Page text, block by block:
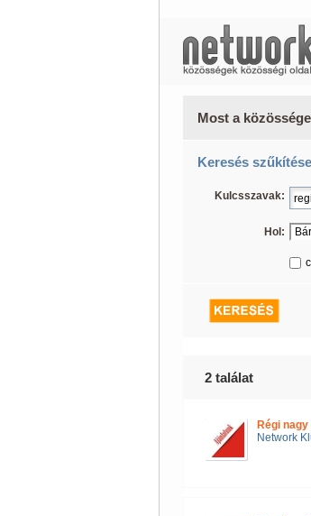
Most a
Keresés szűkítése
Kulcsszavak:
Hol:
2 találat
Régi
Network